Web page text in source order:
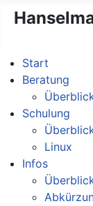
Start
Beratung
Schulung
Linux
Infos